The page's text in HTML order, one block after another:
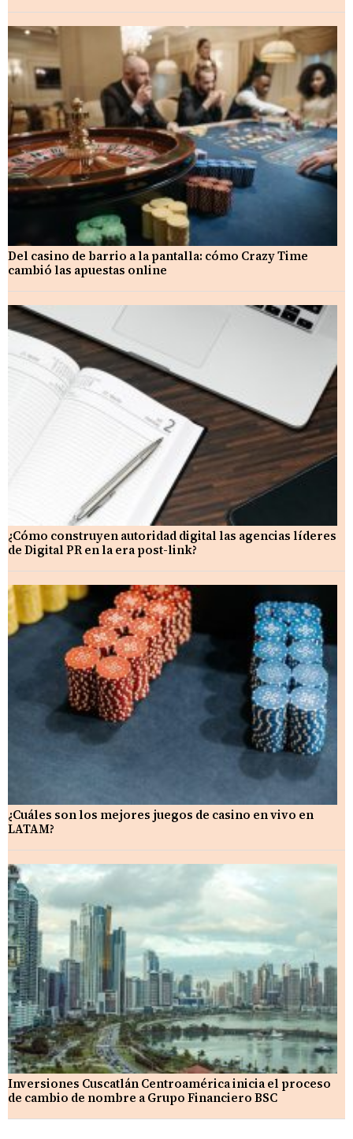
Del casino de barrio a la pantalla: cómo Crazy Time
cambió las apuestas online
¿Cómo construyen autoridad digital las agencias líderes
de Digital PR en la era post-link?
¿Cuáles son los mejores juegos de casino en vivo en
LATAM?
Inversiones Cuscatlán Centroamérica inicia el proceso
de cambio de nombre a Grupo Financiero BSC